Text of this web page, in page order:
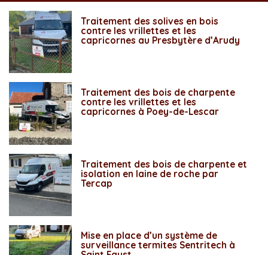
Traitement des solives en bois
contre les vrillettes et les
capricornes au Presbytère d’Arudy
Traitement des bois de charpente
contre les vrillettes et les
capricornes à Poey-de-Lescar
Traitement des bois de charpente et
isolation en laine de roche par
Tercap
Mise en place d’un système de
surveillance termites Sentritech à